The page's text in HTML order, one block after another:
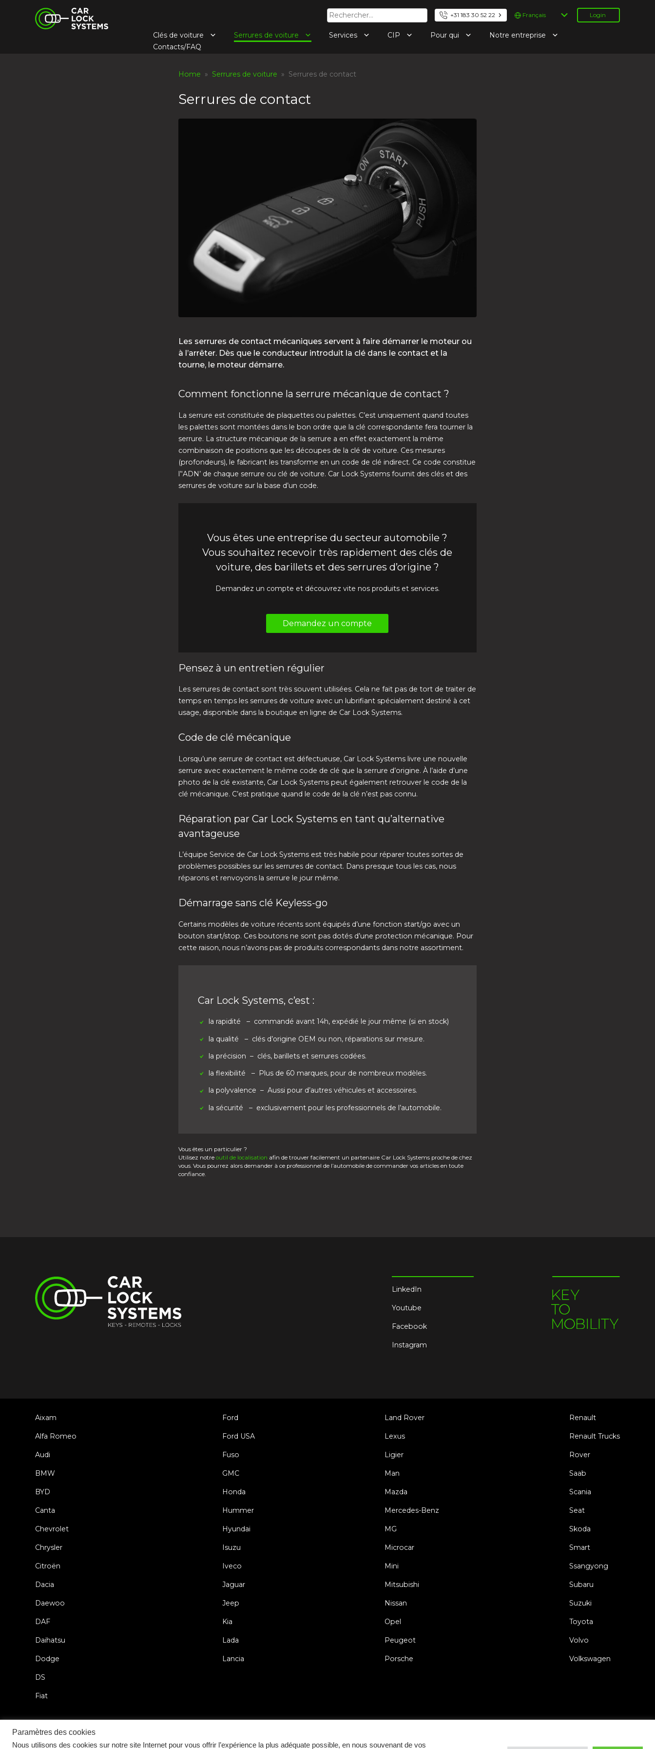
Car Lock Systems Rechercher : +31 183 30 52 22
Choisir
une
Login
Clés de voiture Serrures de voiture Services CIP Pour qui
Notre entreprise
Contacts/FAQ
Home » Serrures de voiture » Serrures de contact
Serrures de contact
Les serrures de contact mécaniques servent à faire démarrer le moteur ou
à l’arrêter. Dès que le conducteur introduit la clé dans le contact et la
tourne, le moteur démarre.
Comment fonctionne la serrure mécanique de contact ?
La serrure est constituée de plaquettes ou palettes. C’est uniquement quand toutes
les palettes sont montées dans le bon ordre que la clé correspondante fera tourner la
serrure. La structure mécanique de la serrure a en effet exactement la même
combinaison de positions que les découpes de la clé de voiture. Ces mesures
(profondeurs), le fabricant les transforme en un code de clé indirect. Ce code constitue
l’‘ADN’ de chaque serrure ou clé de voiture. Car Lock Systems fournit des clés et des
serrures de voiture sur la base d’un code.
Vous êtes une entreprise du secteur automobile ?
Vous souhaitez recevoir très rapidement des clés de
voiture, des barillets et des serrures d’origine ?
Demandez un compte et découvrez vite nos produits et services.
Demandez un compte
Pensez à un entretien régulier
Les serrures de contact sont très souvent utilisées. Cela ne fait pas de tort de traiter de
temps en temps les serrures de voiture avec un lubrifiant spécialement destiné à cet
usage, disponible dans la boutique en ligne de Car Lock Systems.
Code de clé mécanique
Lorsqu’une serrure de contact est défectueuse, Car Lock Systems livre une nouvelle
serrure avec exactement le même code de clé que la serrure d’origine. À l’aide d’une
photo de la clé existante, Car Lock Systems peut également retrouver le code de la
clé mécanique. C’est pratique quand le code de la clé n’est pas connu.
Réparation par Car Lock Systems en tant qu’alternative
avantageuse
L’équipe Service de Car Lock Systems est très habile pour réparer toutes sortes de
problèmes possibles sur les serrures de contact. Dans presque tous les cas, nous
réparons et renvoyons la serrure le jour même.
Démarrage sans clé Keyless-go
Certains modèles de voiture récents sont équipés d’une fonction start/go avec un
bouton start/stop. Ces boutons ne sont pas dotés d’une protection mécanique. Pour
cette raison, nous n’avons pas de produits correspondants dans notre assortiment.
Car Lock Systems, c’est :
la rapidité
– commandé avant 14h, expédié le jour même (si en stock)
la qualité
– clés d’origine OEM ou non, réparations sur mesure.
la précision – clés, barillets et serrures codées.
la flexibilité
– Plus de 60 marques, pour de nombreux modèles.
la polyvalence – Aussi pour d’autres véhicules et accessoires.
la sécurité
– exclusivement pour les professionnels de l’automobile.
Vous êtes un particulier ?
Utilisez notre outil de localisation afin de trouver facilement un partenaire Car Lock Systems proche de chez
vous. Vous pourrez alors demander à ce professionnel de l’automobile de commander vos articles en toute
confiance.
LinkedIn
Youtube
Facebook
Instagram
Aixam
Alfa Romeo
Audi
BMW
BYD
Canta
Chevrolet
Chrysler
Citroën
Dacia
Daewoo
DAF
Daihatsu
Dodge
DS
Fiat
Ford
Ford USA
Fuso
GMC
Honda
Hummer
Hyundai
Isuzu
Iveco
Jaguar
Jeep
Kia
Lada
Lancia
Land Rover
Lexus
Ligier
Man
Mazda
Mercedes-Benz
MG
Microcar
Mini
Mitsubishi
Nissan
Opel
Peugeot
Porsche
Renault
Renault Trucks
Rover
Saab
Scania
Seat
Skoda
Smart
Ssangyong
Subaru
Suzuki
Toyota
Volvo
Volkswagen
2026 © Car Lock Systems
Paramètres des cookies
Nous utilisons des cookies sur notre site Internet pour vous offrir l’expérience la plus adéquate possible, en nous souvenant de vos